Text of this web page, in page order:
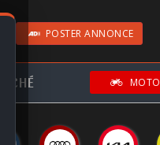
POSTER ANNONCE
MOTO